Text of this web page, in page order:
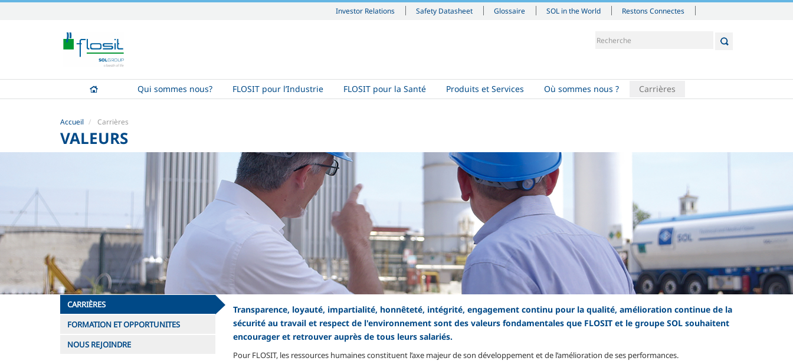
Investor Relations Safety Datasheet Glossaire SOL in the World Restons Connectes
au
contenu.
Qui sommes nous? FLOSIT pour l’Industrie FLOSIT pour la Santé Produits et Services Où sommes nous ? Carrières
Accueil Carrières
VALEURS
Transparence, loyauté, impartialité, honnêteté, intégrité, engagement continu pour la qualité, amélioration continue de la
sécurité au travail et respect de l'environnement sont des valeurs fondamentales que FLOSIT et le groupe SOL souhaitent
encourager et retrouver auprès de tous leurs salariés.
Pour FLOSIT, les ressources humaines constituent l’axe majeur de son développement et de l’amélioration de ses performances.
CARRIÈRES
FORMATION ET OPPORTUNITES
NOUS REJOINDRE